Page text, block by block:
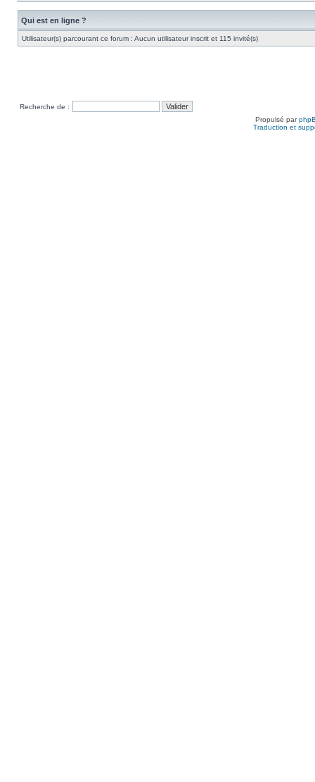
Qui est en ligne ?
Utilisateur(s) parcourant ce forum : Aucun utilisateur inscrit et 115 invité(s)
Recherche de :
Propulsé par
Traduction et